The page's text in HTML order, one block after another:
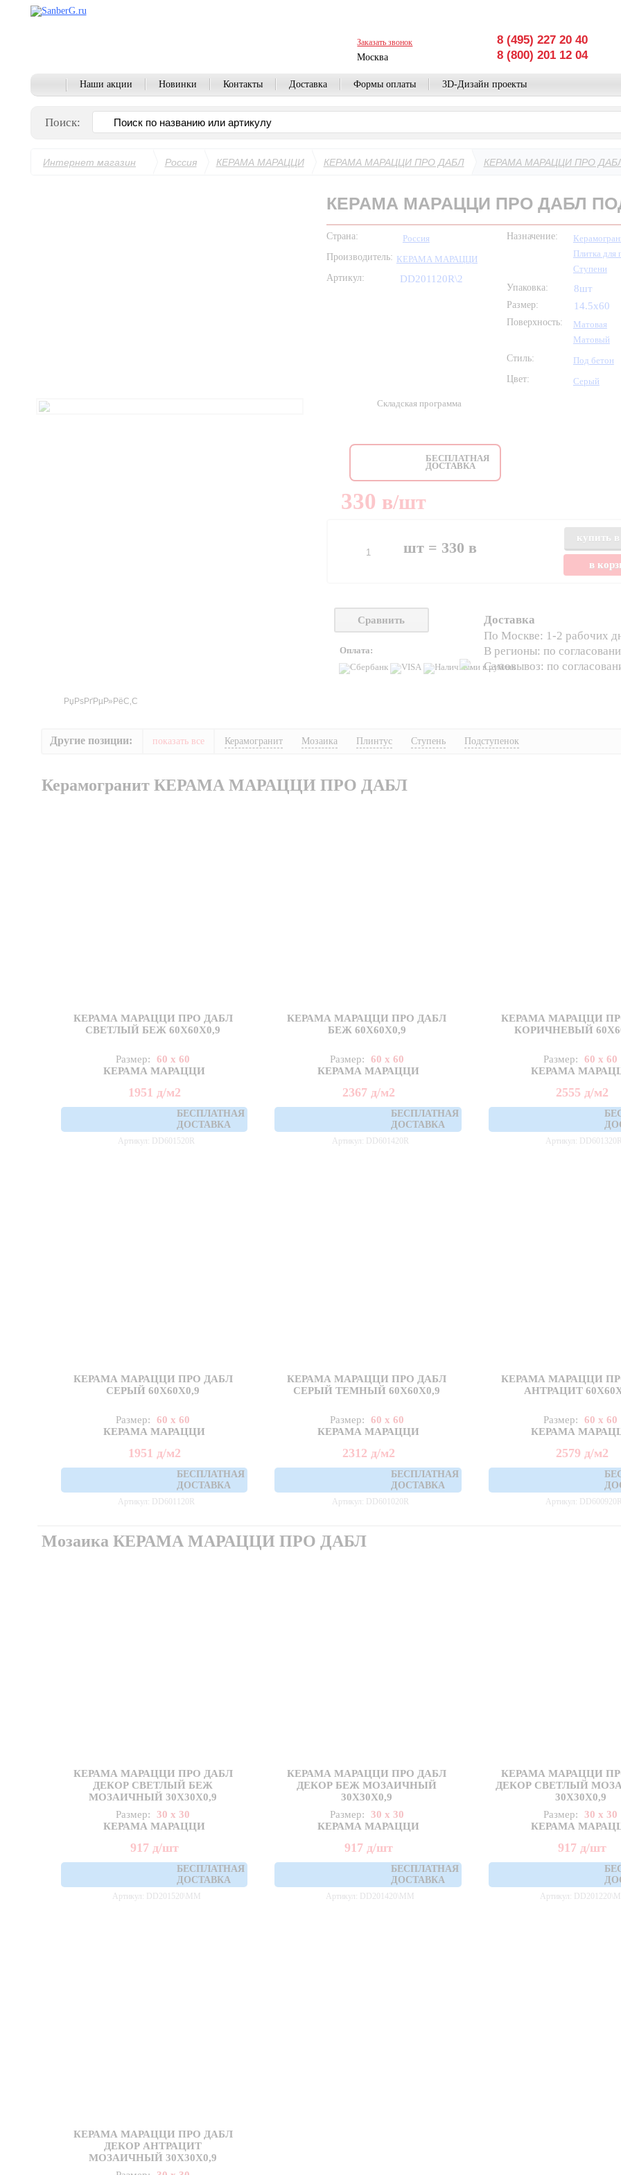
Заказать звонок
Москва
8 (495) 227 20 40
8 (800) 201 12 04
Наши акции Новинки Контакты Доставка Формы оплаты 3D-Дизайн проекты
Поиск:
Интернет магазин Россия КЕРАМА МАРАЦЦИ КЕРАМА МАРАЦЦИ ПРО ДАБЛ КЕРАМА МАРАЦЦИ ПРО
КЕРАМА МАРАЦЦИ ПРО ДАБЛ
Страна:
Россия
Производитель: КЕРАМА МАРАЦЦИ
Артикул:
DD201120R\2
Назначение:
Плитка для
Ступени
Упаковка:
8шт
Размер: 14.5x60
Поверхность:
Матовая
Матовый
Стиль:
Под бетон
Цвет:
Серый
Складская программа
БЕСПЛАТНАЯ
ДОСТАВКА
330 в/шт
шт = 330 в
купить
в
Сравнить
Оплата:
Доставка
По Москве: 1-2 рабочих
В регионы: по
Самовывоз: по
Другие позиции: показать все Керамогранит Мозаика Плинтус Ступень Подступенок
Керамогранит КЕРАМА МАРАЦЦИ ПРО ДАБЛ
КЕРАМА МАРАЦЦИ ПРО ДАБЛ
СВЕТЛЫЙ БЕЖ 60X60Х0,9
Размер:
60 x 60
КЕРАМА МАРАЦЦИ
1951 д/м2
БЕСПЛАТНАЯ
ДОСТАВКА
Артикул: DD601520R
КЕРАМА МАРАЦЦИ ПРО ДАБЛ
БЕЖ 60X60Х0,9
Размер:
60 x 60
КЕРАМА МАРАЦЦИ
2367 д/м2
БЕСПЛАТНАЯ
ДОСТАВКА
Артикул: DD601420R
КЕРАМА МАРАЦЦИ
КОРИЧНЕВЫЙ
Размер:
60 x 60
КЕРАМА
2555 д/м2
Артикул: DD601320R
КЕРАМА МАРАЦЦИ ПРО ДАБЛ
СЕРЫЙ 60X60Х0,9
Размер:
60 x 60
КЕРАМА МАРАЦЦИ
1951 д/м2
БЕСПЛАТНАЯ
ДОСТАВКА
Артикул: DD601120R
КЕРАМА МАРАЦЦИ ПРО ДАБЛ
СЕРЫЙ ТЕМНЫЙ 60X60Х0,9
Размер:
60 x 60
КЕРАМА МАРАЦЦИ
2312 д/м2
БЕСПЛАТНАЯ
ДОСТАВКА
Артикул: DD601020R
КЕРАМА МАРАЦЦИ
АНТРАЦИТ
Размер:
60 x 60
КЕРАМА
2579 д/м2
Артикул: DD600920R
Мозаика КЕРАМА МАРАЦЦИ ПРО ДАБЛ
КЕРАМА МАРАЦЦИ ПРО ДАБЛ
ДЕКОР СВЕТЛЫЙ БЕЖ
МОЗАИЧНЫЙ 30X30Х0,9
Размер:
30 x 30
КЕРАМА МАРАЦЦИ
917д/шт
БЕСПЛАТНАЯ
ДОСТАВКА
Артикул: DD201520\MM
КЕРАМА МАРАЦЦИ ПРО ДАБЛ
ДЕКОР БЕЖ МОЗАИЧНЫЙ
30X30Х0,9
Размер:
30 x 30
КЕРАМА МАРАЦЦИ
917 д/шт
БЕСПЛАТНАЯ
ДОСТАВКА
Артикул: DD201420\MM
КЕРАМА МАРАЦЦИ
ДЕКОР СВЕТЛЫЙ
30X30Х0,9
Размер:
30 x 30
КЕРАМА
917д/шт
Артикул:
КЕРАМА МАРАЦЦИ ПРО ДАБЛ
ДЕКОР АНТРАЦИТ
МОЗАИЧНЫЙ 30X30Х0,9